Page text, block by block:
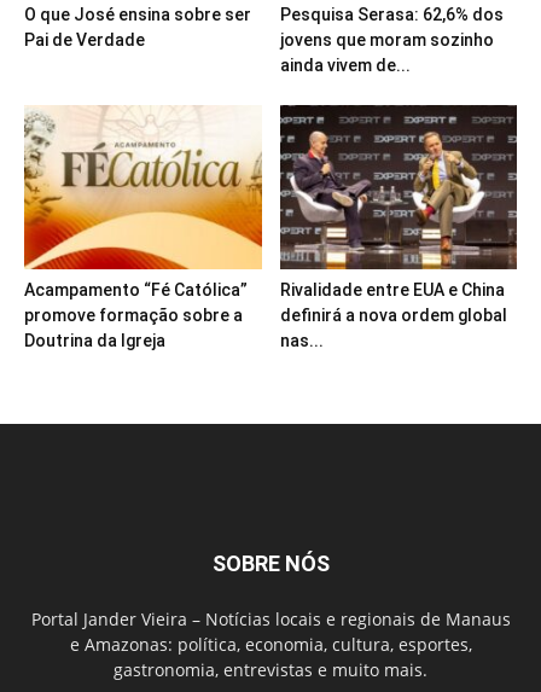
O que José ensina sobre ser
Pai de Verdade
Pesquisa Serasa: 62,6% dos
jovens que moram sozinho
ainda vivem de...
Acampamento “Fé Católica”
promove formação sobre a
Doutrina da Igreja
Rivalidade entre EUA e China
definirá a nova ordem global
nas...
SOBRE NÓS
Portal Jander Vieira – Notícias locais e regionais de Manaus
e Amazonas: política, economia, cultura, esportes,
gastronomia, entrevistas e muito mais.